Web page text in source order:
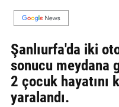
YAZARLAR
ULAŞIN
Künye
İletişim
Şanlıurfa'da iki
sonucu meydana
2 çocuk hayatını
yaralandı.